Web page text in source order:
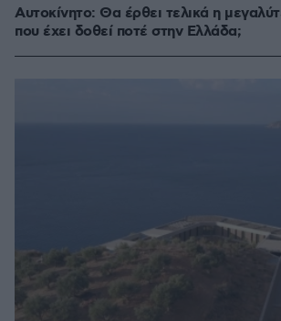
Αυτοκίνητο: Θα έρθει τελικά η
που έχει δοθεί ποτέ στην Ελλάδα;